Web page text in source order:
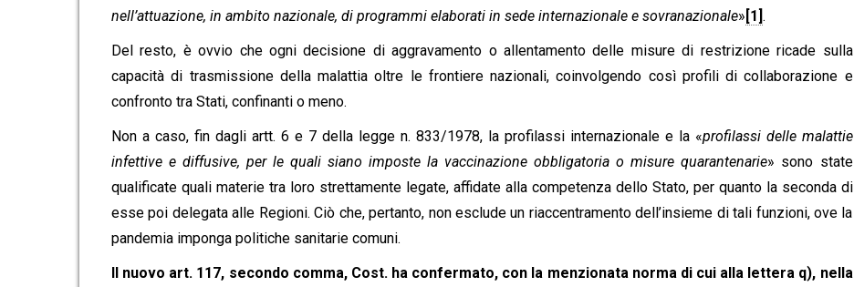
nell’attuazione, in ambito nazionale, di programmi elaborati in sede internazionale e sovranazionale» [1].
Del resto, è ovvio che ogni decisione di aggravamento o allentamento delle misure di restrizione ricade sulla
capacità di trasmissione della malattia oltre le frontiere nazionali, coinvolgendo così profili di collaborazione e
confronto tra Stati, confinanti o meno.
Non a caso, fin dagli artt. 6 e 7 della legge n. 833/1978, la profilassi internazionale e la «profilassi delle malattie
infettive e diffusive, per le quali siano imposte la vaccinazione obbligatoria o misure quarantenarie» sono state
qualificate quali materie tra loro strettamente legate, affidate alla competenza dello Stato, per quanto la seconda di
esse poi delegata alle Regioni. Ciò che, pertanto, non esclude un riaccentramento dell’insieme di tali funzioni, ove la
pandemia imponga politiche sanitarie comuni.
Il nuovo art. 117, secondo comma, Cost. ha confermato, con la menzionata norma di cui alla lettera q), nella